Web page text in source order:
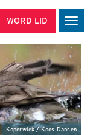
WORD LID
Koperwiek / Koos Dansen